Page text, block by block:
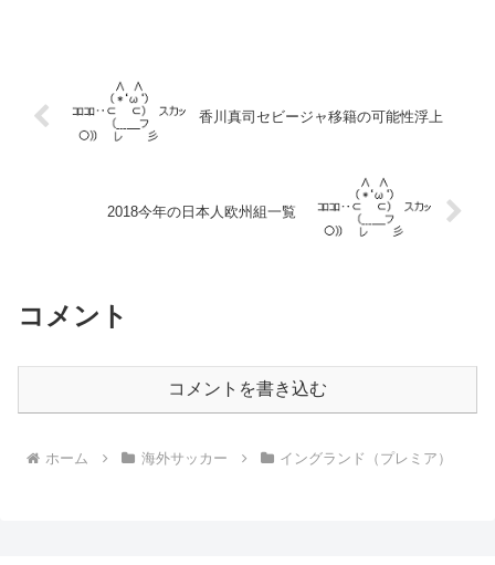
香川真司セビージャ移籍の可能性浮上
2018今年の日本人欧州組一覧
コメント
コメントを書き込む
ホーム 海外サッカー イングランド（プレミア）